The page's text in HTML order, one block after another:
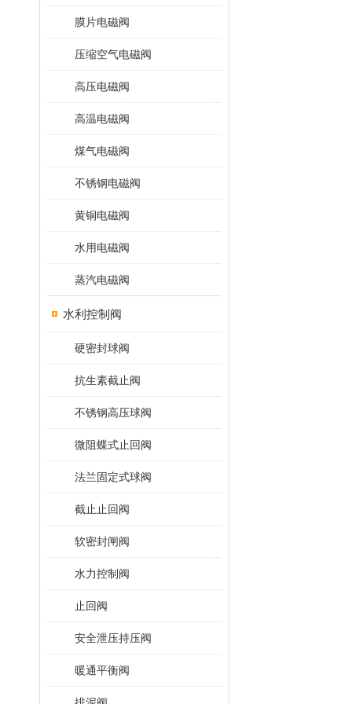
膜片电磁阀
压缩空气电磁阀
高压电磁阀
高温电磁阀
煤气电磁阀
不锈钢电磁阀
黄铜电磁阀
水用电磁阀
蒸汽电磁阀
水利控制阀
硬密封球阀
抗生素截止阀
不锈钢高压球阀
微阻蝶式止回阀
法兰固定式球阀
截止止回阀
软密封闸阀
水力控制阀
止回阀
安全泄压持压阀
暖通平衡阀